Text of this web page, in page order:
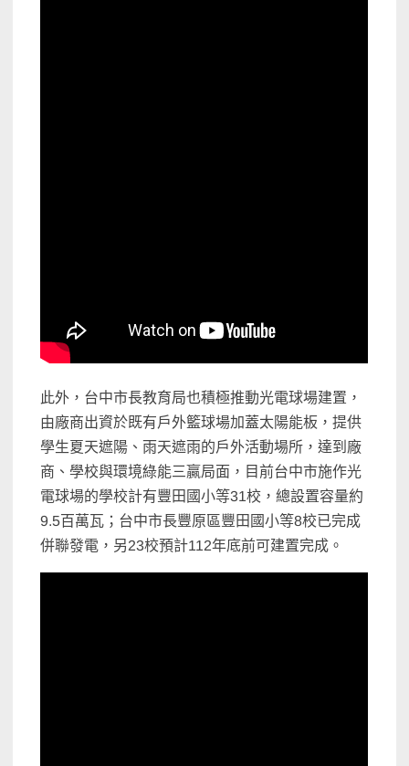
此外，台中市長教育局也積極推動光電球場建置，
由廠商出資於既有戶外籃球場加蓋太陽能板，提供
學生夏天遮陽、雨天遮雨的戶外活動場所，達到廠
商、學校與環境綠能三贏局面，目前台中市施作光
電球場的學校計有豐田國小等31校，總設置容量約
9.5百萬瓦；台中市長豐原區豐田國小等8校已完成
併聯發電，另23校預計112年底前可建置完成。